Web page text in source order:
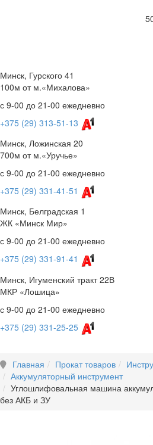
Минск, Гурского 41
100м от м.«Михалова»
с 9-00 до 21-00 ежедневно
+375 (29) 313-51-13
Минск, Ложинская 20
700м от м.«Уручье»
с 9-00 до 21-00 ежедневно
+375 (29) 331-41-51
Минск, Белградская 1
ЖК «Минск Мир»
с 9-00 до 21-00 ежедневно
+375 (29) 331-91-41
Минск, Игуменский тракт 22В
МКР «Лошица»
с 9-00 до 21-00 ежедневно
+375 (29) 331-25-25
Главная Прокат товаров
Аккумуляторный инструмент
Углошлифовальная машина
без АКБ и ЗУ